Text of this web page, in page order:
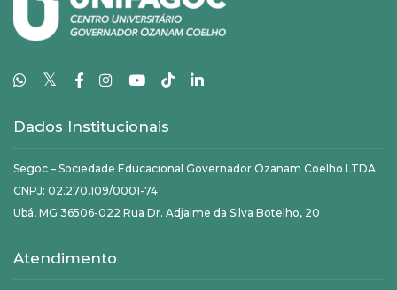
𝕏
Dados Institucionais
Segoc – Sociedade Educacional Governador Ozanam Coelho LTDA
CNPJ: 02.270.109/0001-74
Ubá, MG 36506-022 Rua Dr. Adjalme da Silva Botelho, 20
Atendimento